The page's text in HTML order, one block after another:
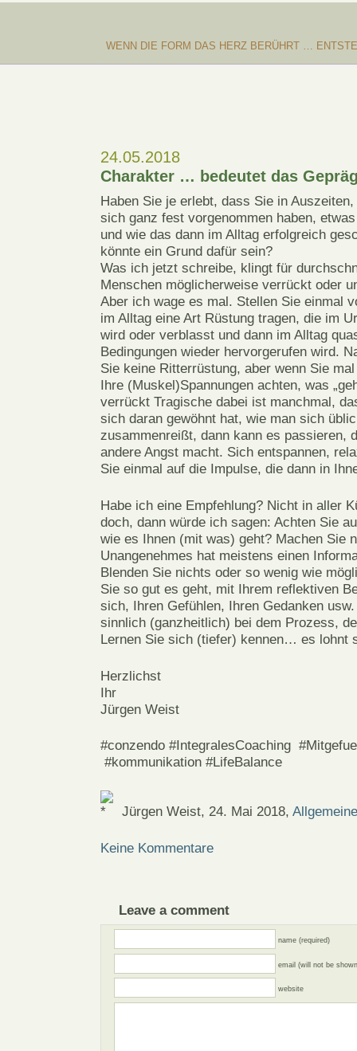
WENN DIE FORM DAS HERZ BERÜHRT …
24.05.2018
Charakter … bedeutet das
Haben Sie je erlebt, dass Sie in
sich ganz fest vorgenommen haben,
und wie das dann im Alltag erfolgreich
könnte ein Grund dafür sein?
Was ich jetzt schreibe, klingt für
Menschen möglicherweise verrückt oder
Aber ich wage es mal. Stellen Sie einmal
im Alltag eine Art Rüstung tragen, die im
wird oder verblasst und dann im Alltag
Bedingungen wieder hervorgerufen wird.
Sie keine Ritterrüstung, aber wenn Sie
Ihre (Muskel)Spannungen achten, was
verrückt Tragische dabei ist manchmal,
sich daran gewöhnt hat, wie man sich
zusammenreißt, dann kann es passieren,
andere Angst macht. Sich entspannen,
Sie einmal auf die Impulse, die dann in
Habe ich eine Empfehlung? Nicht in aller
doch, dann würde ich sagen: Achten Sie
wie es Ihnen (mit was) geht? Machen Sie
Unangenehmes hat meistens einen
Blenden Sie nichts oder so wenig wie
Sie so gut es geht, mit Ihrem reflektiven
sich, Ihren Gefühlen, Ihren Gedanken
sinnlich (ganzheitlich) bei dem Prozess,
Lernen Sie sich (tiefer) kennen… es lohnt
Herzlichst
Ihr
Jürgen Weist
#conzendo #IntegralesCoaching
#kommunikation #LifeBalance
Jürgen Weist, 24. Mai 2018,
Keine Kommentare
Leave a comment
name (required)
email (will not be
website